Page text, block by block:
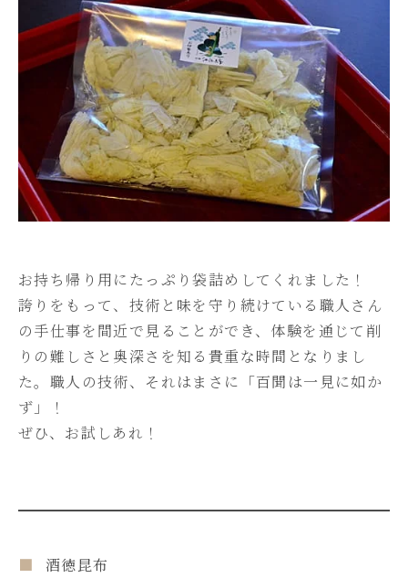
お持ち帰り用にたっぷり袋詰めしてくれました！
誇りをもって、技術と味を守り続けている職人さん
の手仕事を間近で見ることができ、体験を通じて削
りの難しさと奥深さを知る貴重な時間となりまし
た。職人の技術、それはまさに「百聞は一見に如か
ず」！
ぜひ、お試しあれ！
酒徳昆布